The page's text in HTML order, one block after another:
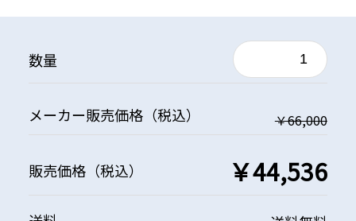
数量
メーカー販売価格（税込） ￥66,000
販売価格（税込） ￥44,536